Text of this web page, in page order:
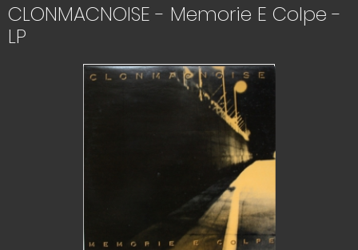
CLONMACNOISE - Memorie E Colpe -
LP